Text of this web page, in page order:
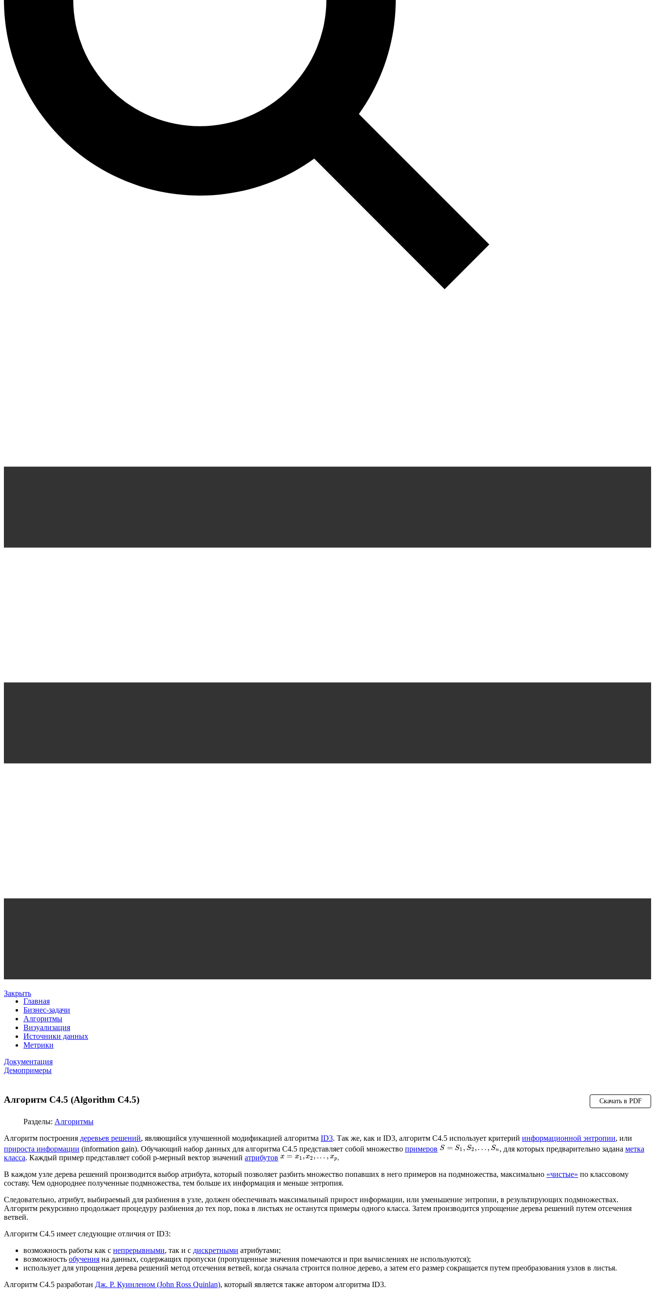
Закрыть
Главная
Бизнес-задачи
Алгоритмы
Визуализация
Источники данных
Метрики
Документация
Демопримеры
Алгоритм C4.5 (Algorithm C4.5) Скачать в PDF
Разделы: Алгоритмы
Алгоритм построения деревьев решений, являющийся улучшенной модификацией алгоритма ID3. Так же, как и ID3, алгоритм С4.5 использует критерий информационной энтропии, или
прироста информации (information gain). Обучающий набор данных для алгоритма C4.5 представляет собой множество примеров S = S1 , S2 ,. . . , Sn , для которых предварительно задана метка
класса. Каждый пример представляет собой p-мерный вектор значений атрибутов x = x1 ,x2 , . . . , xp.
В каждом узле дерева решений производится выбор атрибута, который позволяет разбить множество попавших в него примеров на подмножества, максимально «чистые» по классовому
составу. Чем однороднее полученные подмножества, тем больше их информация и меньше энтропия.
Следовательно, атрибут, выбираемый для разбиения в узле, должен обеспечивать максимальный прирост информации, или уменьшение энтропии, в результирующих подмножествах.
Алгоритм рекурсивно продолжает процедуру разбиения до тех пор, пока в листьях не останутся примеры одного класса. Затем производится упрощение дерева решений путем отсечения
ветвей.
Алгоритм С4.5 имеет следующие отличия от ID3:
возможность работы как с непрерывными, так и с дискретными атрибутами;
возможность обучения на данных, содержащих пропуски (пропущенные значения помечаются и при вычислениях не используются);
использует для упрощения дерева решений метод отсечения ветвей, когда сначала строится полное дерево, а затем его размер сокращается путем преобразования узлов в листья.
Алгоритм С4.5 разработан Дж. Р. Куинленом (John Ross Quinlan), который является также автором алгоритма ID3.